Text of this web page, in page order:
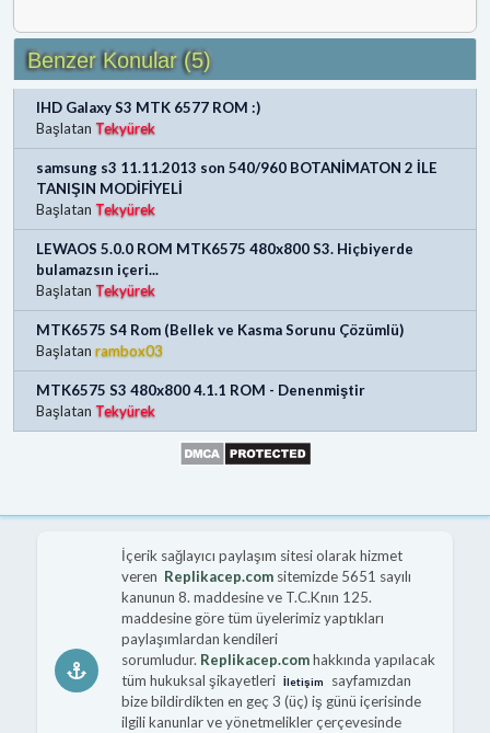
Benzer Konular (5)
IHD Galaxy S3 MTK 6577 ROM :)
Başlatan Tekyürek
samsung s3 11.11.2013 son 540/960 BOTANİMATON 2 İLE
TANIŞIN MODİFİYELİ
Başlatan Tekyürek
LEWAOS 5.0.0 ROM MTK6575 480x800 S3. Hiçbiyerde
bulamazsın içeri...
Başlatan Tekyürek
MTK6575 S4 Rom (Bellek ve Kasma Sorunu Çözümlü)
Başlatan rambox03
MTK6575 S3 480x800 4.1.1 ROM - Denenmiştir
Başlatan Tekyürek
İçerik sağlayıcı paylaşım sitesi olarak hizmet
veren Replikacep.comsitemizde 5651 sayılı
kanunun 8. maddesine ve T.C.Knın 125.
maddesine göre tüm üyelerimiz yaptıkları
paylaşımlardan kendileri
sorumludur. Replikacep.comhakkında yapılacak
tüm hukuksal şikayetleri İletişim
sayfamızdan
bize bildirdikten en geç 3 (üç) iş günü içerisinde
ilgili kanunlar ve yönetmelikler çerçevesinde